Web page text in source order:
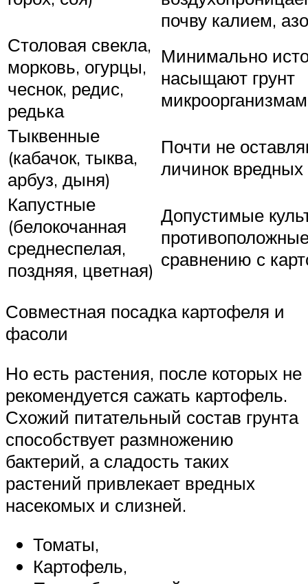
почву калием,
Столовая свекла,
морковь, огурцы,
чеснок, редис,
редька
Минимально
насыщают грунт
Тыквенные
(кабачок, тыква,
арбуз, дыня)
Почти не
личинок
Капустные
(белокочанная
среднеспелая,
поздняя, цветная)
Допустимые
сравнению с
Совместная посадка картофеля и
фасоли
Но есть растения, после которых не
рекомендуется сажать картофель.
Схожий питательный состав грунта
способствует размножению
бактерий, а сладость таких
растений привлекает вредных
насекомых и слизней.
Томаты,
Картофель,